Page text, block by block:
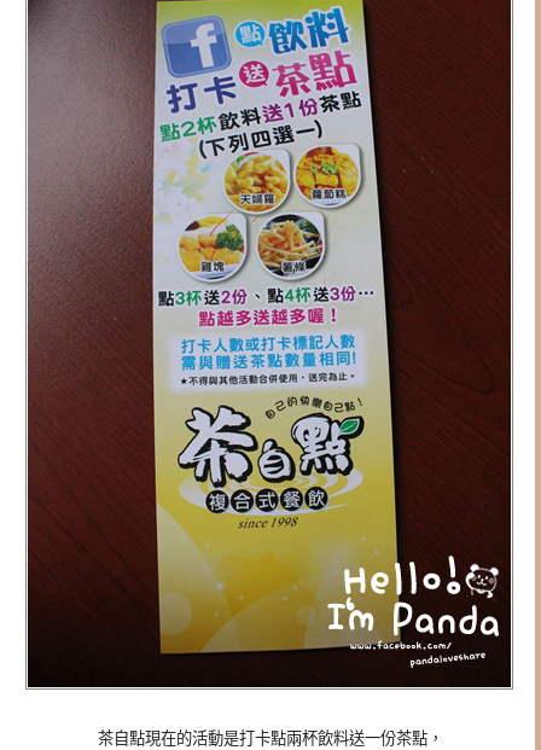
茶自點現在的活動是打卡點兩杯飲料送一份茶點，